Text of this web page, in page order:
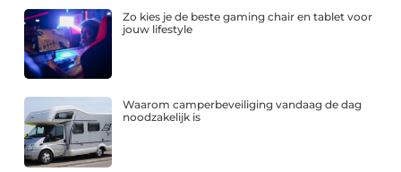
Zo kies je de beste gaming chair en tablet voor
jouw lifestyle
Waarom camperbeveiliging vandaag de dag
noodzakelijk is